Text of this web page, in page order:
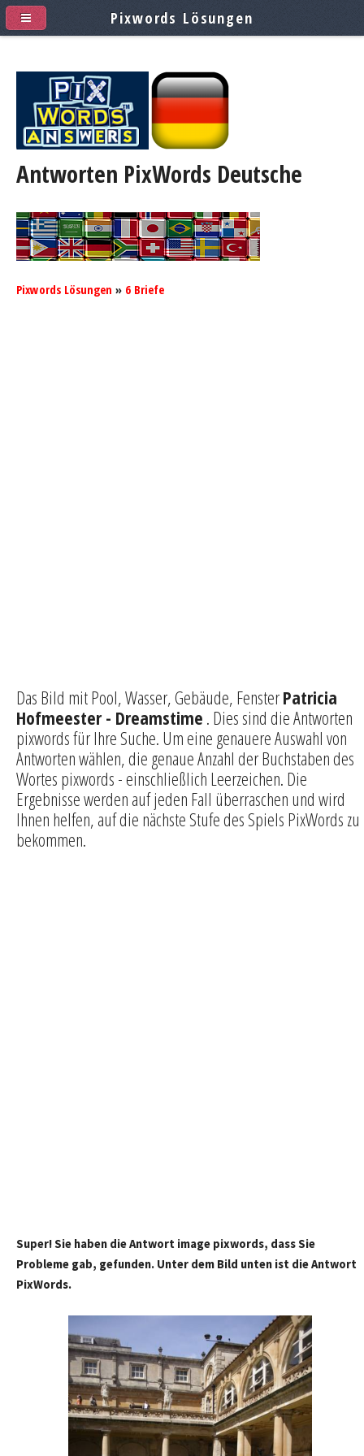
Antworten PixWords Deutsche
Pixwords Lösungen » 6 Briefe
Das Bild mit Pool, Wasser, Gebäude, FensterPatricia
Hofmeester - Dreamstime . Dies sind die Antworten
pixwords für Ihre Suche. Um eine genauere Auswahl von
Antworten wählen, die genaue Anzahl der Buchstaben des
Wortes pixwords - einschließlich Leerzeichen. Die
Ergebnisse werden auf jeden Fall überraschen und wird
Ihnen helfen, auf die nächste Stufe des Spiels PixWords zu
bekommen.
Super! Sie haben die Antwort image pixwords, dass Sie
Probleme gab, gefunden. Unter dem Bild unten ist die Antwort
PixWords.
Pixwords Lösungen